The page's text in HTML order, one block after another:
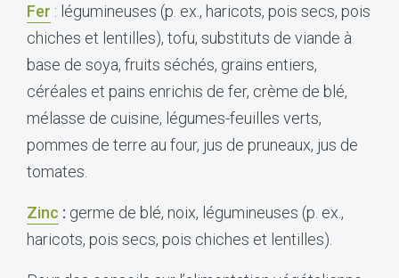
Fer : légumineuses (p. ex., haricots, pois secs, pois
chiches et lentilles), tofu, substituts de viande à
base de soya, fruits séchés, grains entiers,
céréales et pains enrichis de fer, crème de blé,
mélasse de cuisine, légumes-feuilles verts,
pommes de terre au four, jus de pruneaux, jus de
tomates.
Zinc : germe de blé, noix, légumineuses (p. ex.,
haricots, pois secs, pois chiches et lentilles).